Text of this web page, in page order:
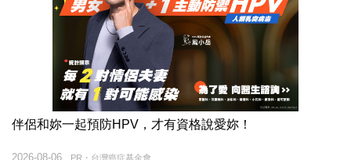
伴侶和妳一起預防HPV，才有資格說愛妳！
PR・台灣癌症基金會
2026-08-06